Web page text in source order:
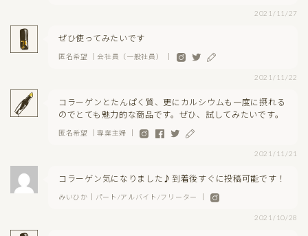
2021/11/27
ぜひ使ってみたいです
匿名希望 ｜会社員（一般社員） ｜
2021/11/22
コラーゲンとたんぱく質、更にカルシウムも一度に摂れる
のでとても魅力的な商品です。ぜひ、試してみたいです。
匿名希望 ｜専業主婦 ｜
2021/11/21
コラーゲン気になりました♪到着後すぐに投稿可能です！
みいひか｜パート/アルバイト/フリーター ｜
2021/10/28